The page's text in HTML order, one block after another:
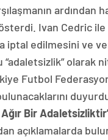
ardından
Ivan Cedric ile
iptal edilmesini ve
“adaletsizlik” olarak
Futbol
Ağır Bir
açıklamalarda